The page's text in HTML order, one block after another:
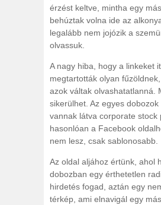
érzést keltve, mintha egy
behúztak volna ide az
legalább nem jojózik a
olvassuk.
A nagy hiba, hogy a linkeket
megtartották olyan
azok váltak olvashatatlanná.
sikerülhet. Az egyes dobozok
vannak látva corporate stock
hasonlóan a Facebook
nem lesz, csak sablonosabb.
Az oldal aljához értünk, ahol
dobozban egy érthetetlen
hirdetés fogad, aztán egy
térkép, ami elnavigál egy